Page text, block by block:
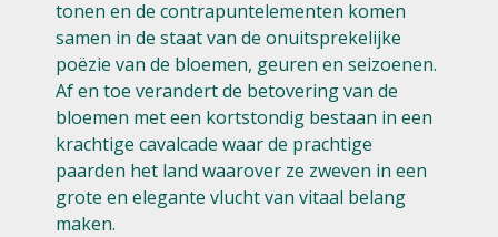
tonen en de contrapuntelementen komen
samen in de staat van de onuitsprekelijke
poëzie van de bloemen, geuren en seizoenen.
Af en toe verandert de betovering van de
bloemen met een kortstondig bestaan in een
krachtige cavalcade waar de prachtige
paarden het land waarover ze zweven in een
grote en elegante vlucht van vitaal belang
maken.